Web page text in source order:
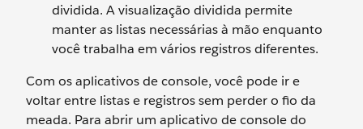
dividida. A visualização dividida permite
manter as listas necessárias à mão enquanto
você trabalha em vários registros diferentes.
Com os aplicativos de console, você pode ir e
voltar entre listas e registros sem perder o fio da
meada. Para abrir um aplicativo de console do